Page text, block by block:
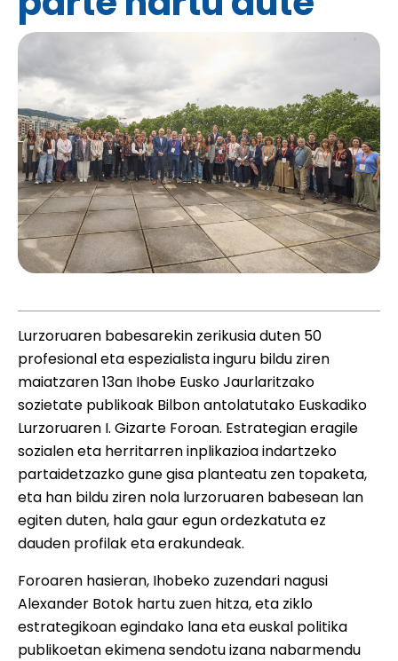
Lurzoruaren babesarekin zerikusia duten 50
profesional eta espezialista inguru bildu ziren
maiatzaren 13an Ihobe Eusko Jaurlaritzako
sozietate publikoak Bilbon antolatutako Euskadiko
Lurzoruaren I. Gizarte Foroan. Estrategian eragile
sozialen eta herritarren inplikazioa indartzeko
partaidetzazko gune gisa planteatu zen topaketa,
eta han bildu ziren nola lurzoruaren babesean lan
egiten duten, hala gaur egun ordezkatuta ez
dauden profilak eta erakundeak.
Foroaren hasieran, Ihobeko zuzendari nagusi
Alexander Botok hartu zuen hitza, eta ziklo
estrategikoan egindako lana eta euskal politika
publikoetan ekimena sendotu izana nabarmendu